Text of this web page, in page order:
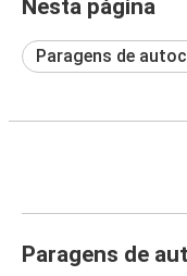
Nesta página
Paragens de
Paragens de